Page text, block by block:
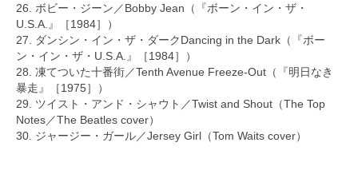
26. ボビー・ジーン／Bobby Jean（『ボーン・イン・ザ・
U.S.A.』［1984］）
27. ダンシン・イン・ザ・ダークDancing in the Dark（『ボー
ン・イン・ザ・U.S.A.』［1984］）
28. 凍てついた十番街／Tenth Avenue Freeze-Out（『明日なき
暴走』［1975］）
29. ツイスト・アンド・シャウト／Twist and Shout（The Top
Notes／The Beatles cover）
30. ジャージー・ガール／Jersey Girl（Tom Waits cover）